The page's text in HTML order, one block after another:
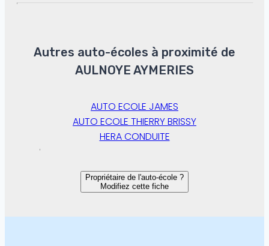
Autres auto-écoles à proximité de
AULNOYE AYMERIES
AUTO ECOLE JAMES
AUTO ECOLE THIERRY BRISSY
HERA CONDUITE
Propriétaire de l'auto-école ?
Modifiez cette fiche